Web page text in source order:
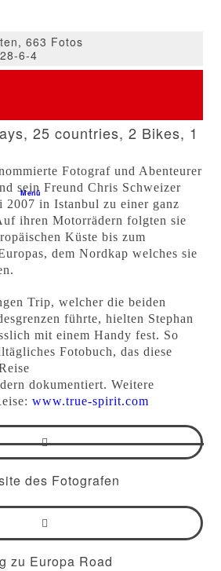
Menü
663 Fotos
6-4
25 countries, 2 Bikes, 1
Fotograf und Abenteurer
sein Freund Chris Schweizer
2007 in Istanbul zu einer ganz
ihren Motorrädern folgten sie
Küste bis zum
dem Nordkap welches sie
Trip, welcher die beiden
führte, hielten Stephan
mit einem Handy fest. So
Fotobuch, das diese
dokumentiert. Weitere
www.true-spirit.com
des Fotografen
zu Europa Road